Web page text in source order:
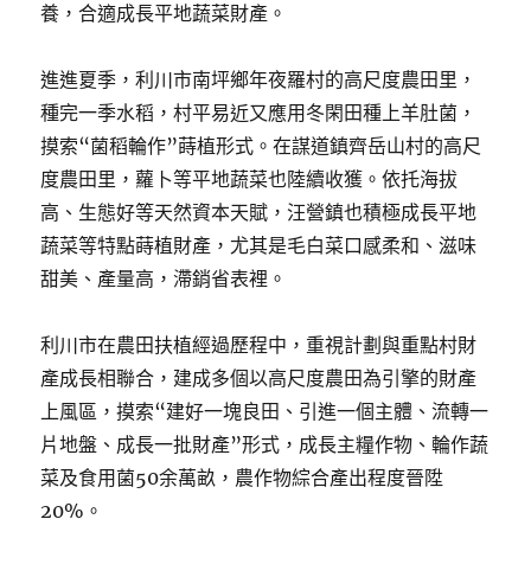
養，合適成長平地蔬菜財產。
進進夏季，利川市南坪鄉年夜羅村的高尺度農田里，
種完一季水稻，村平易近又應用冬閑田種上羊肚菌，
摸索“菌稻輪作”蒔植形式。在謀道鎮齊岳山村的高尺
度農田里，蘿卜等平地蔬菜也陸續收獲。依托海拔
高、生態好等天然資本天賦，汪營鎮也積極成長平地
蔬菜等特點蒔植財產，尤其是毛白菜口感柔和、滋味
甜美、產量高，滯銷省表裡。
利川市在農田扶植經過歷程中，重視計劃與重點村財
產成長相聯合，建成多個以高尺度農田為引擎的財產
上風區，摸索“建好一塊良田、引進一個主體、流轉一
片地盤、成長一批財產”形式，成長主糧作物、輪作蔬
菜及食用菌50余萬畝，農作物綜合產出程度晉陞
20%。